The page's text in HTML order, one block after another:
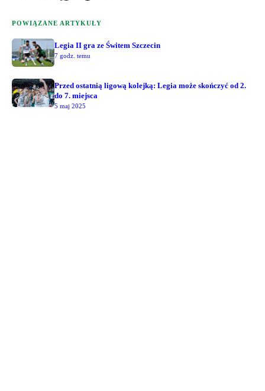
POWIĄZANE ARTYKUŁY
Legia II gra ze Świtem Szczecin
7 godz. temu
Przed ostatnią ligową kolejką: Legia może skończyć od 2.
do 7. miejsca
5 maj 2025